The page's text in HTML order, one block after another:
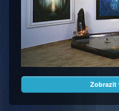
Zobrazit